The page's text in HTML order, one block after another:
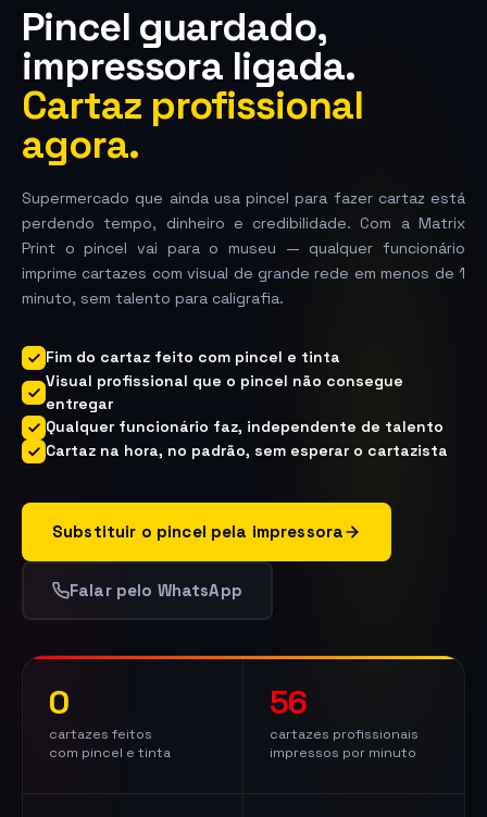
Pincel guardado,
impressora ligada.
Cartaz profissional
agora.
Supermercado que ainda usa pincel para fazer cartaz está
perdendo tempo, dinheiro e credibilidade. Com a Matrix
Print o pincel vai para o museu — qualquer funcionário
imprime cartazes com visual de grande rede em menos de 1
minuto, sem talento para caligrafia.
Fim do cartaz feito com pincel e tinta
Visual profissional que o pincel não consegue
entregar
Qualquer funcionário faz, independente de talento
Cartaz na hora, no padrão, sem esperar o cartazista
Substituir o pincel pela impressora
Falar pelo WhatsApp
0
cartazes feitos
com pincel e tinta
56
cartazes profissionais
impressos por minuto